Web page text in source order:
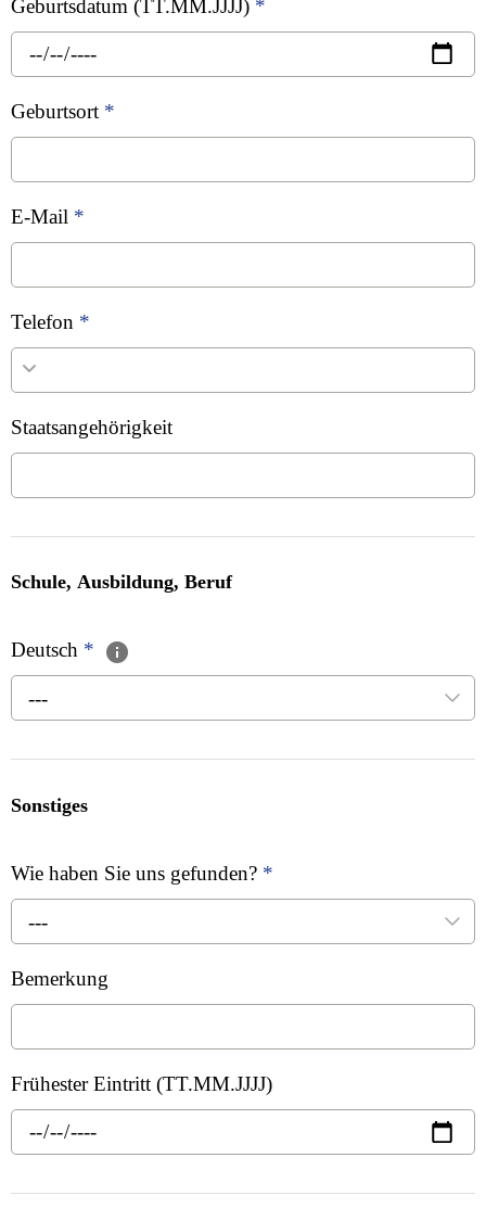
Geburtsdatum (TT.MM.JJJJ) *
Geburtsort *
E-Mail *
Telefon *
Staatsangehörigkeit
Schule, Ausbildung, Beruf
Deutsch *
---
Sonstiges
Wie haben Sie uns gefunden? *
---
Bemerkung
Frühester Eintritt (TT.MM.JJJJ)